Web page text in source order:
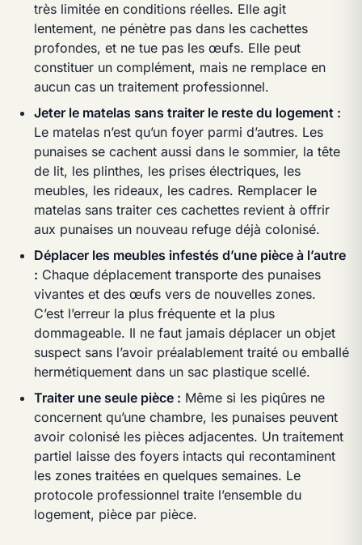
très limitée en conditions réelles. Elle agit
lentement, ne pénètre pas dans les cachettes
profondes, et ne tue pas les œufs. Elle peut
constituer un complément, mais ne remplace en
aucun cas un traitement professionnel.
Jeter le matelas sans traiter le reste du logement :
Le matelas n’est qu’un foyer parmi d’autres. Les
punaises se cachent aussi dans le sommier, la tête
de lit, les plinthes, les prises électriques, les
meubles, les rideaux, les cadres. Remplacer le
matelas sans traiter ces cachettes revient à offrir
aux punaises un nouveau refuge déjà colonisé.
Déplacer les meubles infestés d’une pièce à l’autre
: Chaque déplacement transporte des punaises
vivantes et des œufs vers de nouvelles zones.
C’est l’erreur la plus fréquente et la plus
dommageable. Il ne faut jamais déplacer un objet
suspect sans l’avoir préalablement traité ou emballé
hermétiquement dans un sac plastique scellé.
Traiter une seule pièce : Même si les piqûres ne
concernent qu’une chambre, les punaises peuvent
avoir colonisé les pièces adjacentes. Un traitement
partiel laisse des foyers intacts qui recontaminent
les zones traitées en quelques semaines. Le
protocole professionnel traite l’ensemble du
logement, pièce par pièce.